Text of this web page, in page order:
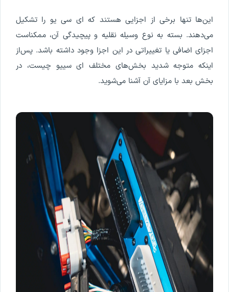
اینها تنها برخی از اجزایی هستند که ای سی یو را تشکیل
میدهند. بسته به نوع وسیله نقلیه و پیچیدگی آن، ممکناست
اجزای اضافی یا تغییراتی در این اجزا وجود داشته باشد. پساز
اینکه متوجه شدید بخشهای مختلف ای سییو چیست، در
بخش بعد با مزایای آن آشنا میشوید.